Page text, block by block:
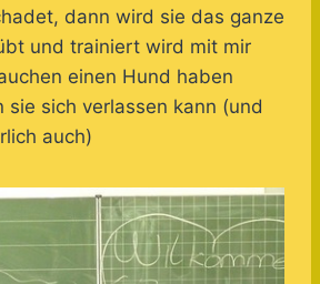
dann wird sie das ganze
und trainiert wird mit mir
einen Hund haben
sie sich verlassen kann (und
auch)